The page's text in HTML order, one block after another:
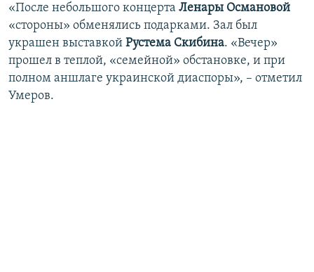
Все сайты RFE/RL
«После небольшого концерта Ленары Османовой
«стороны» обменялись подарками. Зал был
украшен выставкой Рустема Скибина. «Вечер»
прошел в теплой, «семейной» обстановке, и при
полном аншлаге украинской диаспоры», – отметил
Умеров.